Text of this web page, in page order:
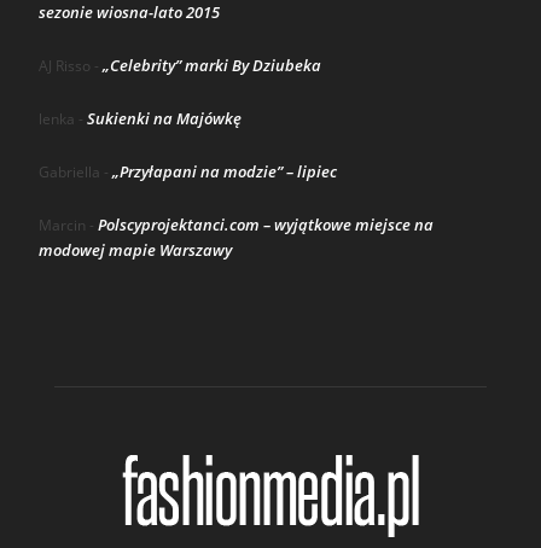
sezonie wiosna-lato 2015
AJ Risso -„Celebrity” marki By Dziubeka
lenka - Sukienki na Majówkę
Gabriella -„Przyłapani na modzie” – lipiec
Marcin - Polscyprojektanci.com – wyjątkowe miejsce na
modowej mapie Warszawy